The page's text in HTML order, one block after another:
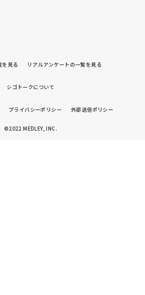
を見る リアルアンケートの一覧を見る
シゴトークについて
プライバシーポリシー 外部送信ポリシー
©2022 MEDLEY, INC.